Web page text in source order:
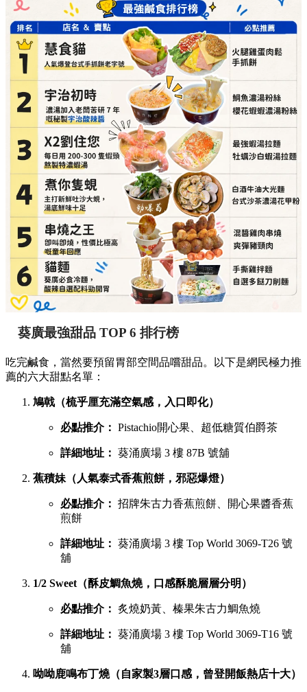
葵廣最強甜品 TOP 6 排行榜
吃完鹹食，當然要預留胃部空間品嚐甜品。以下是網民極力推
薦的六大甜點名單：
鳩戟（梳乎厘充滿空氣感，入口即化）
必點推介： Pistachio開心果、超低糖質伯爵茶
詳細地址： 葵涌廣場 3 樓 87B 號舖
蕉積妹（人氣泰式香蕉煎餅，邪惡爆燈）
必點推介： 招牌朱古力香蕉煎餅、開心果醬香蕉
煎餅
詳細地址： 葵涌廣場 3 樓 Top World 3069-T26 號
舖
1/2 Sweet（酥皮鯛魚燒，口感酥脆層層分明）
必點推介： 炙燒奶黃、榛果朱古力鯛魚燒
詳細地址： 葵涌廣場 3 樓 Top World 3069-T16 號
舖
呦呦鹿鳴布丁燒（自家製3層口感，曾登開飯熱店十大）